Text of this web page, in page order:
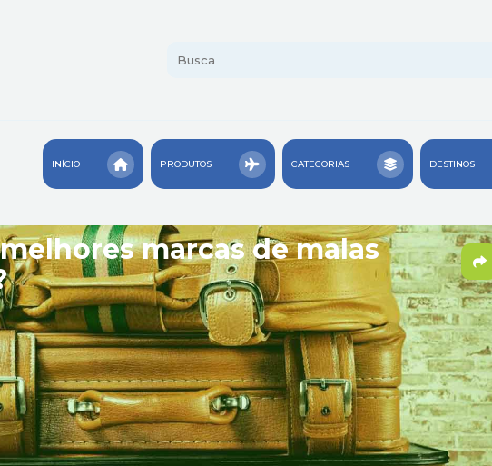
INÍCIO PRODUTOS CATEGORIAS DESTINOS
marcas de malas